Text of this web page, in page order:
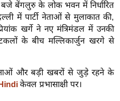
बेंगलुरु के लोक भवन में निर्धारित
में पार्टी नेताओं से मुलाकात की,
खर्गे ने नए मंत्रिमंडल में उनकी
के बीच मल्लिकार्जुन खरगे से
और बड़ी खबरों से जुड़े रहने के
केवल प्रभासाक्षी पर।